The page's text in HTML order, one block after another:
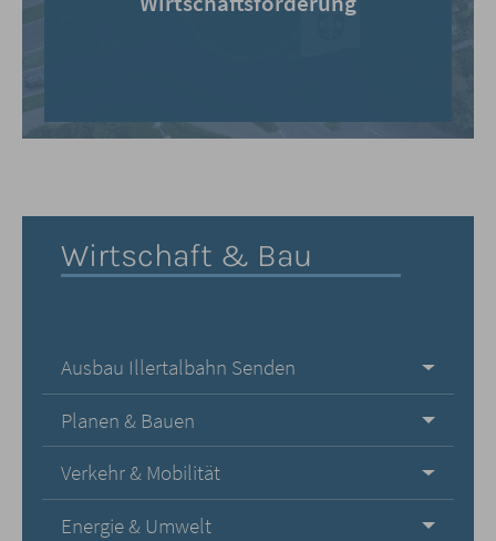
Wirtschaft & Bau
Ausbau Illertalbahn Senden
Planen & Bauen
Verkehr & Mobilität
Energie & Umwelt